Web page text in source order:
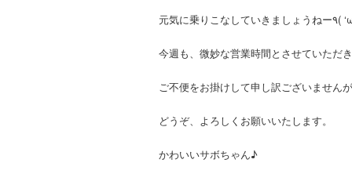
今週も、微妙な営業時間とさせていただ
ご不便をお掛けして申し訳ございませんが
どうぞ、よろしくお願いいたします。
かわいいサボちゃん♪